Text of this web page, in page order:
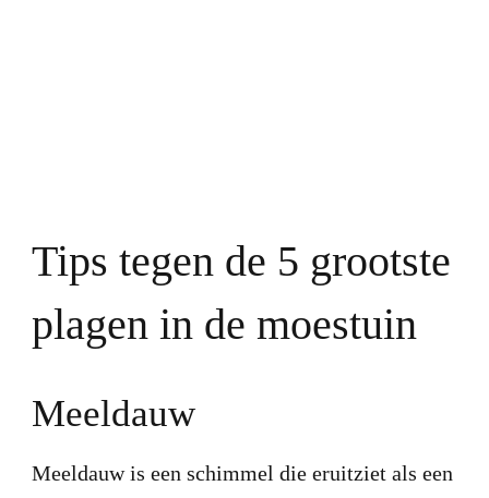
Tips tegen de 5 grootste
plagen in de moestuin
Meeldauw
Meeldauw is een schimmel die eruitziet als een